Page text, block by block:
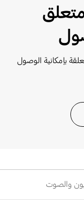
بإمكانية الوصول
والصوت